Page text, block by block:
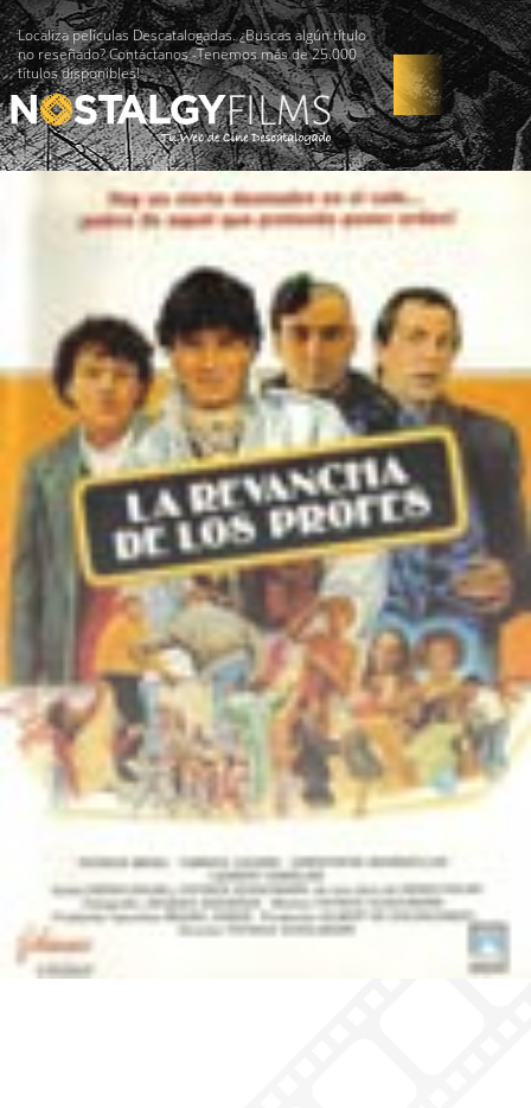
Localiza películas Descatalogadas. ¿Buscas algún título
no reseñado? Contáctanos -Tenemos más de 25.000
títulos disponibles!